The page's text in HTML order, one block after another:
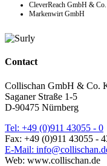
CleverReach GmbH &
Markenwirt GmbH
Contact
Collischan GmbH & Co.
Saganer Straße 1-5
D-90475 Nürnberg
Tel: +49 (0)911 43055 - 0
Fax: +49 (0)911 43055 -
E-Mail:
Web: www.collischan.de